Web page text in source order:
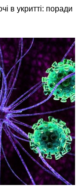
в укритті: поради